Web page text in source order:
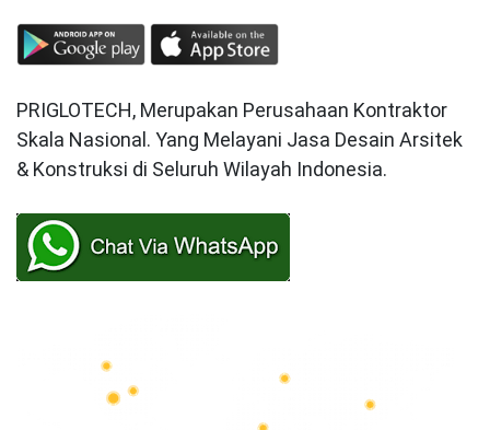
PRIGLOTECH, Merupakan Perusahaan Kontraktor
Skala Nasional. Yang Melayani Jasa Desain Arsitek
& Konstruksi di Seluruh Wilayah Indonesia.